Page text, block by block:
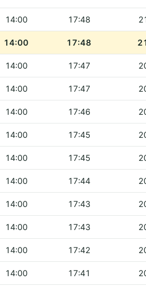
14:00 17:48
14:00 17:48
14:00 17:47
14:00 17:47
14:00 17:46
14:00 17:45
14:00 17:45
14:00 17:44
14:00 17:43
14:00 17:43
14:00 17:42
14:00 17:41